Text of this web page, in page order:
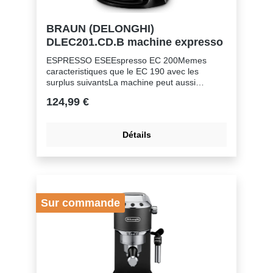
cuisine.Nettoyage pratiqueLe filtre anticalcaire
BRAUN (DELONGHI)
DLEC201.CD.B machine expresso
ESPRESSO ESEEspresso EC 200Memes
caracteristiques que le EC 190 avec les
surplus suivantsLa machine peut aussi
Espresso dosetPorte-filtre pour les dosettes
124,99 €
Détails
Sur commande